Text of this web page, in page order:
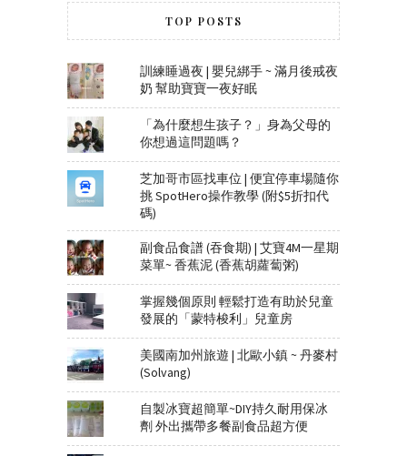
TOP POSTS
訓練睡過夜 | 嬰兒綁手 ~ 滿月後戒夜
奶 幫助寶寶一夜好眠
「為什麼想生孩子？」身為父母的
你想過這問題嗎？
芝加哥市區找車位 | 便宜停車場隨你
挑 SpotHero操作教學 (附$5折扣代
碼)
副食品食譜 (吞食期) | 艾寶4M一星期
菜單~ 香蕉泥 (香蕉胡蘿蔔粥)
掌握幾個原則 輕鬆打造有助於兒童
發展的「蒙特梭利」兒童房
美國南加州旅遊 | 北歐小鎮 ~ 丹麥村
(Solvang)
自製冰寶超簡單~DIY持久耐用保冰
劑 外出攜帶多餐副食品超方便